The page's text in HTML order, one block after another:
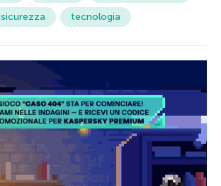
sicurezza
tecnologia